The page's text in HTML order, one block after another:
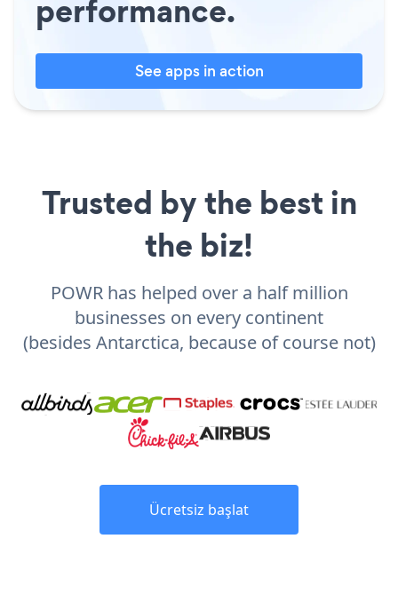
performance.
See apps in action
Trusted by the best in
the biz!
POWR has helped over a half million
businesses on every continent
(besides Antarctica, because of course not)
Ücretsiz başlat